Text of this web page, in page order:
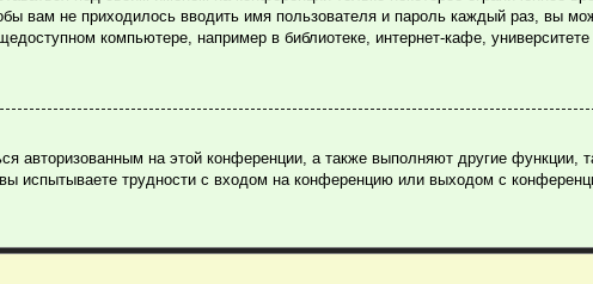
вам не приходилось вводить имя пользователя и пароль каждый раз, вы
компьютере, например в библиотеке, интернет-кафе,
авторизованным на этой конференции, а также выполняют другие функции,
испытываете трудности с входом на конференцию или выходом с